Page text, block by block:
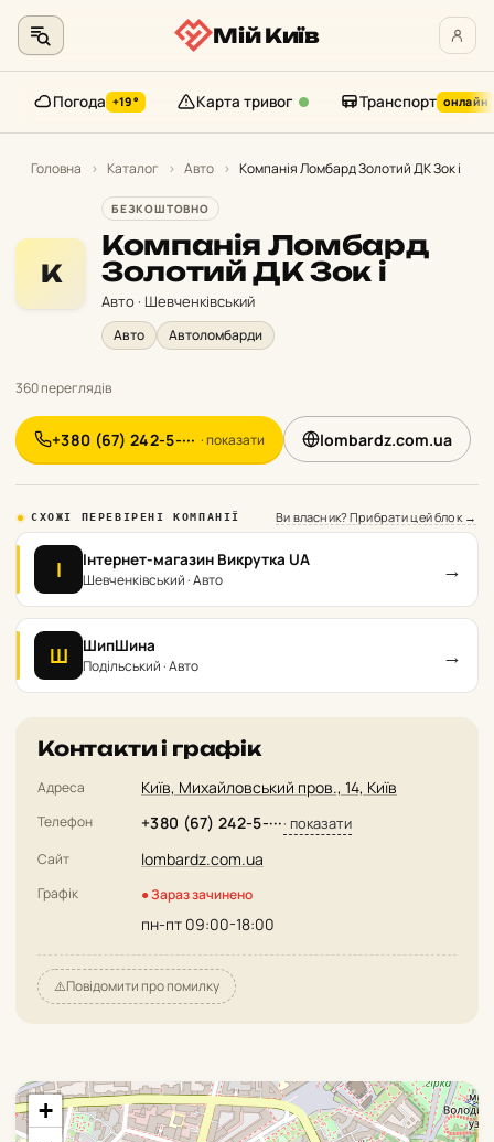
Мій Київ
Погода +19° Карта тривог Транспорт онлайн
Головна › Каталог › Авто › Компанія Ломбард Золотий ДК Зок і
К
БЕЗКОШТОВНО
Компанія Ломбард
Золотий ДК Зок і
Авто · Шевченківський
Авто Автоломбарди
360 переглядів
+380 (67) 242-5-··· · показати lombardz.com.ua
СХОЖІ ПЕРЕВІРЕНІ КОМПАНІЇ Ви власник? Прибрати цей блок →
І Інтернет-магазин Викрутка UA
Шевченківський · Авто →
Ш ШипШина
Подільський · Авто →
Контакти і графік
Адреса Київ, Михайловський пров., 14, Київ
Телефон +380 (67) 242-5-···· показати
Сайт lombardz.com.ua
Графік ● Зараз зачинено
пн-пт 09:00-18:00
⚠️Повідомити про помилку
+